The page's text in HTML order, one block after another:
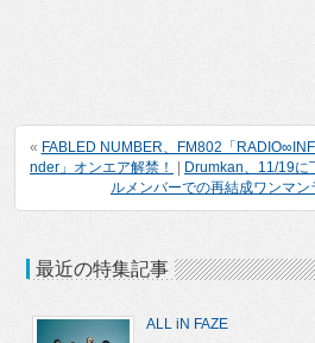
« FABLED NUMBER、FM802「
nder」オンエア解禁！
| Drumkan、11/19に
ルメンバーでの再結成ワンマン
最近の特集記事
ALL iN FAZE